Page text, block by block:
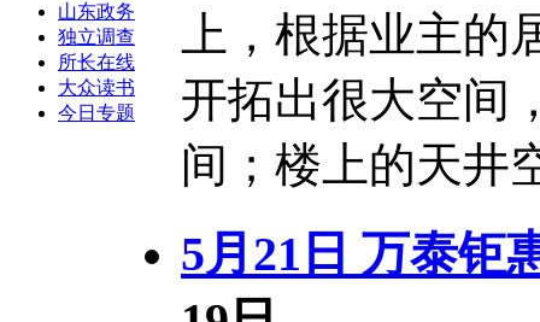
山东政务
独立调查
所长在线
大众读书
今日专题
上，根据业主
开拓出很大空间
间；楼上的天井
5月21日 万泰钜